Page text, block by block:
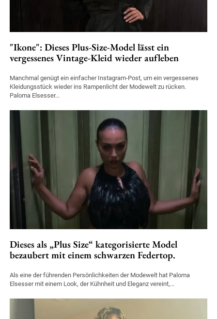
"Ikone": Dieses Plus-Size-Model lässt ein
vergessenes Vintage-Kleid wieder aufleben
Manchmal genügt ein einfacher Instagram-Post, um ein vergessenes
Kleidungsstück wieder ins Rampenlicht der Modewelt zu rücken.
Paloma Elsesser...
Dieses als „Plus Size“ kategorisierte Model
bezaubert mit einem schwarzen Federtop.
Als eine der führenden Persönlichkeiten der Modewelt hat Paloma
Elsesser mit einem Look, der Kühnheit und Eleganz vereint,...